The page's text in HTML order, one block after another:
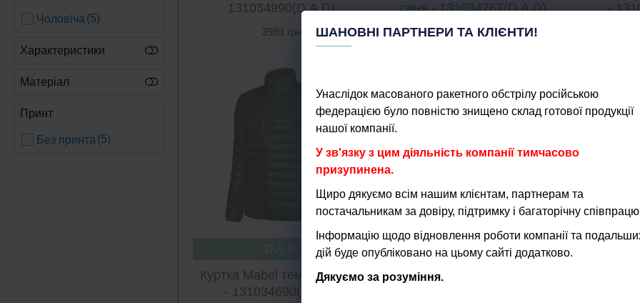
ШАНОВНІ ПАРТНЕРИ ТА КЛІЄНТИ!
Унаслідок масованого ракетного обстрілу російською
федерацією було повністю знищено склад готової продукції
нашої компанії.
У зв'язку з цим діяльність компанії тимчасово
призупинена.
Щиро дякуємо всім нашим клієнтам, партнерам та
постачальникам за довіру, підтримку і багаторічну
Інформацію щодо відновлення роботи компанії та
дій буде опубліковано на цьому сайті додатково.
Дякуємо за розуміння.
Чоловіча (5)
Характеристики
Матеріал
Принт
Без принта (5)
131034990(D.A.D)
3993 грн
синя - 131034767(D.A.D)
3993 грн
-
Куртка Mabel темно-зелена
- 131034690(D.A.D)